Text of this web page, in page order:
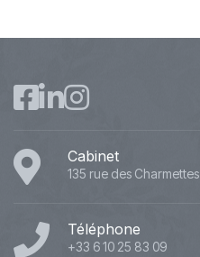
Cabinet
135 rue des
Téléphone
+33 6 10 25 83 09